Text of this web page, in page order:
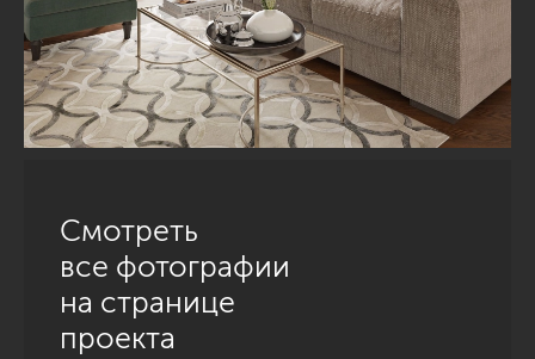
Смотреть
все фотографии
на странице
проекта